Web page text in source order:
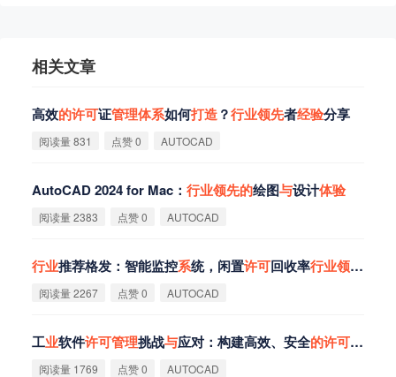
相关文章
高效的许可证管理体系如何打造？行业领先者经验分享
阅读量 831 点赞 0 AUTOCAD
AutoCAD 2024 for Mac： 行业领先的绘图与设计体验
阅读量 2383 点赞 0 AUTOCAD
行业推荐格发：智能监控系统，闲置许可回收率行业领先
阅读量 2267 点赞 0 AUTOCAD
工业软件许可管理挑战与应对：构建高效、安全的许可管
阅读量 1769 点赞 0 AUTOCAD